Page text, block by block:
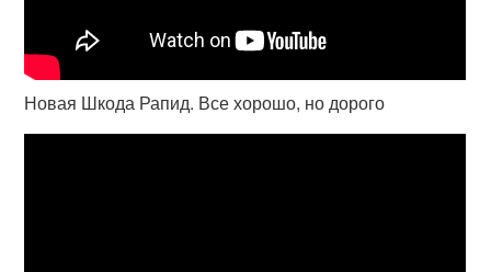
Новая Шкода Рапид. Все хорошо, но дорого